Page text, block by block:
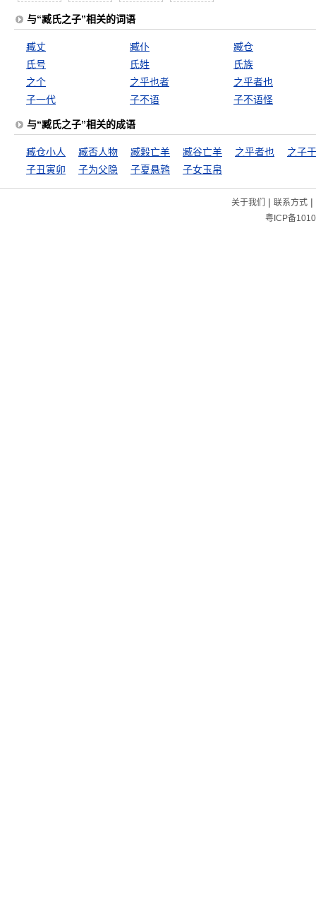
与“臧氏之子”相关的词语
臧丈 臧仆
臧仓
氏号
氏姓
氏族
之个
之乎也者
之乎者也
子一代
子不语 子不语怪
与“臧氏之子”相关的成语
臧仓小人 臧否人物 臧穀亡羊 臧谷亡羊 之乎者也
之子
子丑寅卯
子为父隐 子夏悬鹑 子女玉帛
关于我们 | 联系方式|
粤ICP备